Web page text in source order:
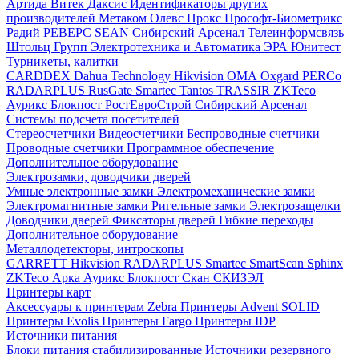
Артида Витек Даксис Идентификаторы других
производителей Метаком Олевс Прокс Прософт-Биометрикс
Радий РЕВЕРС SEAN Сибирский Арсенал Телеинформсвязь
Штольц Групп Электротехника и Автоматика ЭРА Юнитест
Турникеты, калитки
CARDDEX Dahua Technology Hikvision ОМА Oxgard PERCo
RADARPLUS RusGate Smartec Tantos TRASSIR ZKTeco
Аурикс Блокпост РостЕвроСтрой Сибирский Арсенал
Системы подсчета посетителей
Стереосчетчики Видеосчетчики Беспроводные счетчики
Проводные счетчики Программное обеспечение
Дополнительное оборудование
Электрозамки, доводчики дверей
Умные электронные замки Электромеханические замки
Электромагнитные замки Ригельные замки Электрозащелки
Доводчики дверей Фиксаторы дверей Гибкие переходы
Дополнительное оборудование
Металлодетекторы, интроскопы
GARRETT Hikvision RADARPLUS Smartec SmartScan Sphinx
ZKTeco Арка Аурикс Блокпост Скан СКИЗЭЛ
Принтеры карт
Аксессуары к принтерам Zebra Принтеры Advent SOLID
Принтеры Evolis Принтеры Fargo Принтеры IDP
Источники питания
Блоки питания стабилизированные Источники резервного